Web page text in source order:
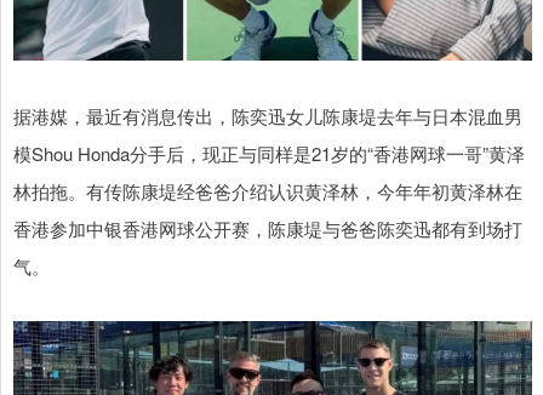
据港媒，最近有消息传出，陈奕迅女儿陈康堤去年与日本混血男
模Shou Honda分手后，现正与同样是21岁的“香港网球一哥”黄泽
林拍拖。有传陈康堤经爸爸介绍认识黄泽林，今年年初黄泽林在
香港参加中银香港网球公开赛，陈康堤与爸爸陈奕迅都有到场打
气。